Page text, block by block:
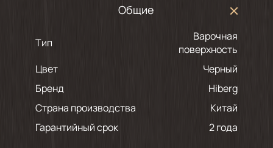
Общие
Тип
Варочная
поверхность
Цвет
черный
Бренд
Hiberg
Страна производства
Китай
Гарантийный срок
2 года